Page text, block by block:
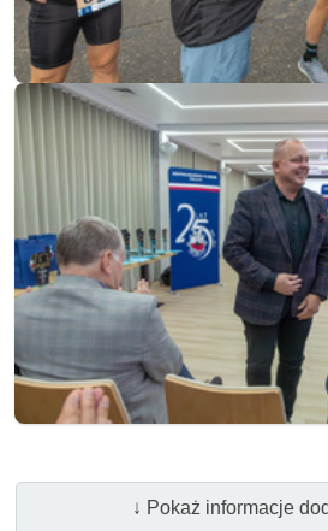
↓ Pokaż informacje